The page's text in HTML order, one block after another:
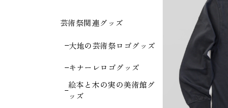
芸術祭関連グッズ
大地の芸術祭ロゴグッズ
キナーレロゴグッズ
絵本と木の実の美術館グ
ッズ